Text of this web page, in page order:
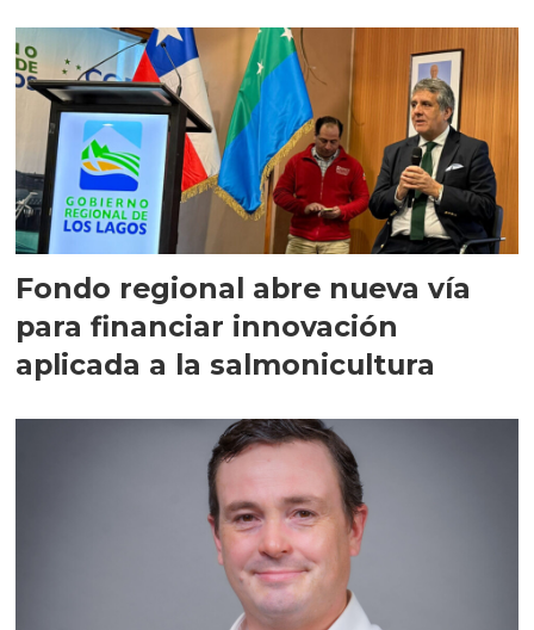
Fondo regional abre nueva vía
para financiar innovación
aplicada a la salmonicultura